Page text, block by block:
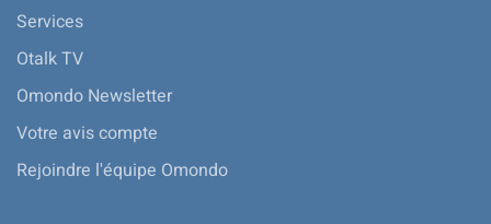
Services
Otalk TV
Omondo Newsletter
Votre avis compte
Rejoindre l'équipe Omondo